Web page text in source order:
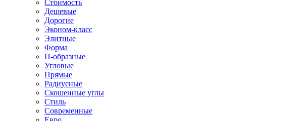
Стоимость
Дешевые
Дорогие
Эконом-класс
Элитные
Форма
П-образные
Угловые
Прямые
Радиусные
Скошенные углы
Стиль
Современные